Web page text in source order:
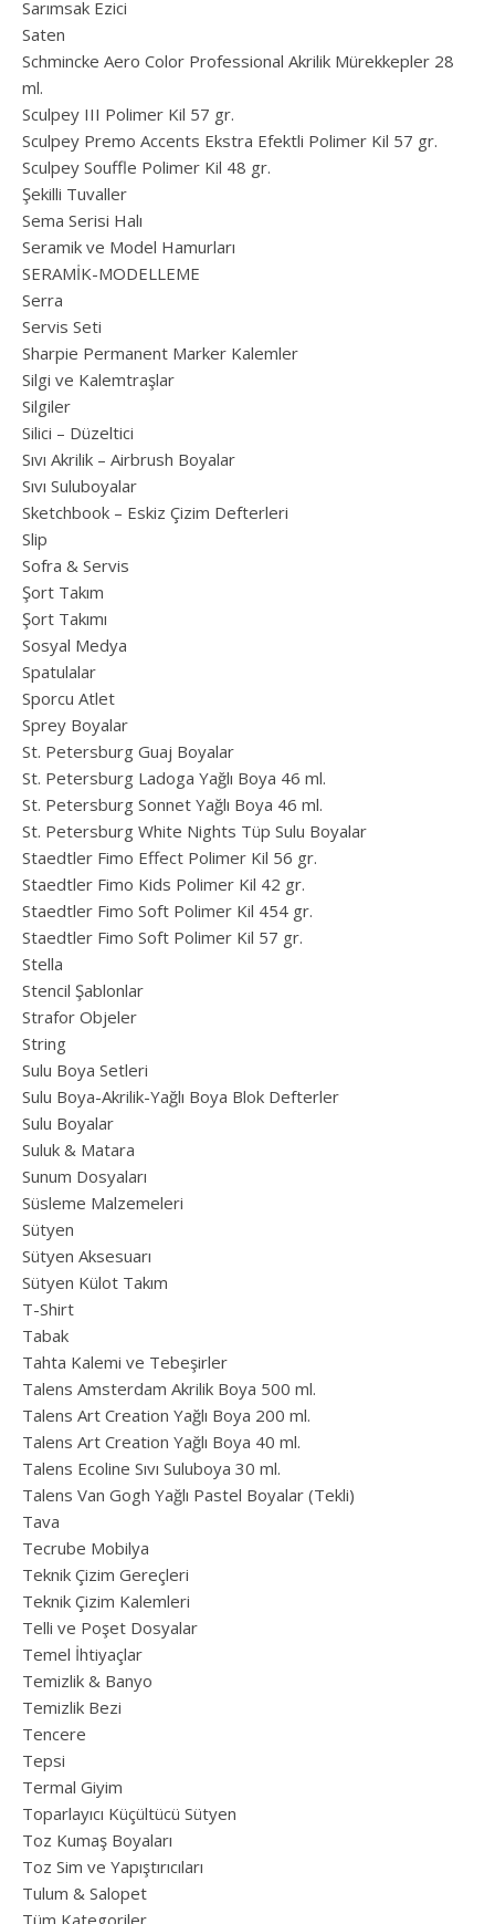
Sarımsak Ezici
Saten
Schmincke Aero Color Professional Akrilik Mürekkepler 28
ml.
Sculpey III Polimer Kil 57 gr.
Sculpey Premo Accents Ekstra Efektli Polimer Kil 57 gr.
Sculpey Souffle Polimer Kil 48 gr.
Şekilli Tuvaller
Sema Serisi Halı
Seramik ve Model Hamurları
SERAMİK-MODELLEME
Serra
Servis Seti
Sharpie Permanent Marker Kalemler
Silgi ve Kalemtraşlar
Silgiler
Silici – Düzeltici
Sıvı Akrilik – Airbrush Boyalar
Sıvı Suluboyalar
Sketchbook – Eskiz Çizim Defterleri
Slip
Sofra & Servis
Şort Takım
Şort Takımı
Sosyal Medya
Spatulalar
Sporcu Atlet
Sprey Boyalar
St. Petersburg Guaj Boyalar
St. Petersburg Ladoga Yağlı Boya 46 ml.
St. Petersburg Sonnet Yağlı Boya 46 ml.
St. Petersburg White Nights Tüp Sulu Boyalar
Staedtler Fimo Effect Polimer Kil 56 gr.
Staedtler Fimo Kids Polimer Kil 42 gr.
Staedtler Fimo Soft Polimer Kil 454 gr.
Staedtler Fimo Soft Polimer Kil 57 gr.
Stella
Stencil Şablonlar
Strafor Objeler
String
Sulu Boya Setleri
Sulu Boya-Akrilik-Yağlı Boya Blok Defterler
Sulu Boyalar
Suluk & Matara
Sunum Dosyaları
Süsleme Malzemeleri
Sütyen
Sütyen Aksesuarı
Sütyen Külot Takım
T-Shirt
Tabak
Tahta Kalemi ve Tebeşirler
Talens Amsterdam Akrilik Boya 500 ml.
Talens Art Creation Yağlı Boya 200 ml.
Talens Art Creation Yağlı Boya 40 ml.
Talens Ecoline Sıvı Suluboya 30 ml.
Talens Van Gogh Yağlı Pastel Boyalar (Tekli)
Tava
Tecrube Mobilya
Teknik Çizim Gereçleri
Teknik Çizim Kalemleri
Telli ve Poşet Dosyalar
Temel İhtiyaçlar
Temizlik & Banyo
Temizlik Bezi
Tencere
Tepsi
Termal Giyim
Toparlayıcı Küçültücü Sütyen
Toz Kumaş Boyaları
Toz Sim ve Yapıştırıcıları
Tulum & Salopet
Tüm Kategoriler